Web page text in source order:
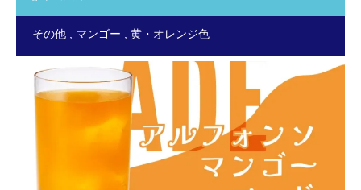
その他 マンゴー 黄・オレンジ色